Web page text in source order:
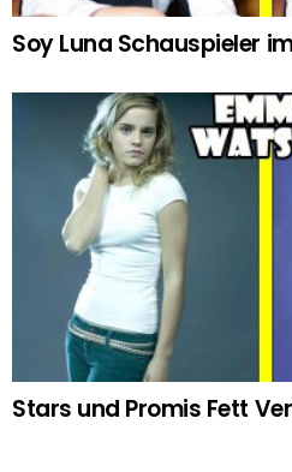
Soy Luna Schauspieler
Stars und Promis Fett